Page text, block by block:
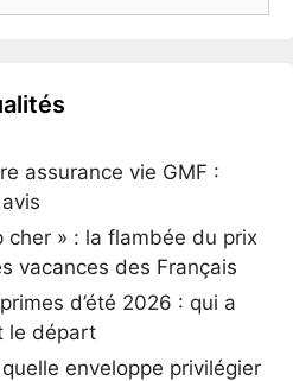
assurance vie GMF :
cher » : la flambée du prix
vacances des Français
d’été 2026 : qui a
le départ
enveloppe privilégier